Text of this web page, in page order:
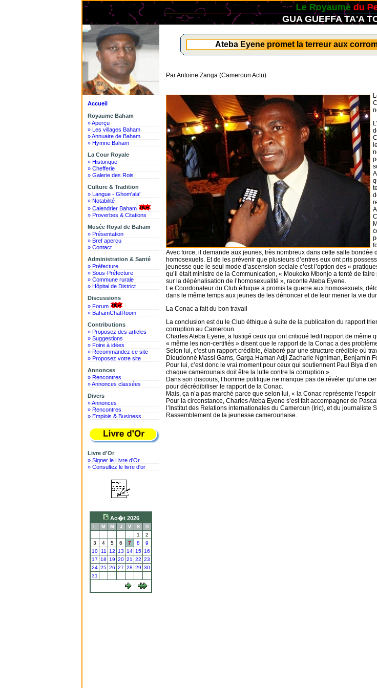
Le Royaumedu
GUA GUEFFA TA'A
Accueil
Royaume Baham
» Aperçu
» Les villages Baham
» Annuaire de Baham
» Hymne Baham
La Cour Royale
» Historique
» Chefferie
» Galerie des Rois
Culture & Tradition
» Langue - Ghom'ala'
» Notabilité
» Calendrier Baham
» Proverbes & Citations
Musée Royal de Baham
» Présentation
» Bref aperçu
» Contact
Administration & Santé
» Préfecture
» Sous-Préfecture
» Commune rurale
» Hôpital de District
Discussions
» Forum
» BahamChatRoom
Contributions
» Proposez des articles
» Suggestions
» Foire à idées
» Recommandez ce site
» Proposez votre site
Annonces
» Rencontres
» Annonces classées
Divers
» Annonces
» Rencontres
» Emplois & Business
Livre d'Or
» Signer le Livre d'Or
» Consultez le livre d'or
Ao�t 2026
L M M J V S D
1
2
3
4 5 6 7 8
9
10
11 12 13 14 15 16
17
18 19 20 21 22 23
24 25 26 27 28 29 30
31
Ateba Eyene promet la terreur aux
Par Antoine Zanga (Cameroun Actu)
Avec force, il demande aux jeunes, très nombreux dans cette salle bondée
homosexuels. Et de les prévenir que plusieurs d’entres eux ont pris
jeunesse que le seul mode d’ascension sociale c’est l’option des «
qu’il était ministre de la Communication, « Moukoko Mbonjo a tenté de
sur la dépénalisation de l’homosexualité », raconte Ateba Eyene.
Le Coordonateur du Club éthique a promis la guerre aux homosexuels,
dans le même temps aux jeunes de les dénoncer et de leur mener la vie
La Conac a fait du bon travail
La conclusion est du le Club éthique à suite de la publication du rapport
corruption au Cameroun.
Charles Ateba Eyene, a fustigé ceux qui ont critiqué ledit rapport de même
« même les non-certifiés » disent que le rapport de la Conac a des
Selon lui, c’est un rapport crédible, élaboré par une structure crédible où
Dieudonné Massi Gams, Garga Haman Adji Zacharie Ngniman, Benjamin
Pour lui, c’est donc le vrai moment pour ceux qui soutiennent Paul Biya
chaque camerounais doit être la lutte contre la corruption ».
Dans son discours, l’homme politique ne manque pas de révéler qu’une
pour décrédibiliser le rapport de la Conac.
Mais, ça n’a pas marché parce que selon lui, « la Conac représente
Pour la circonstance, Charles Ateba Eyene s’est fait accompagner de
l’Institut des Relations internationales du Cameroun (Iric), et du journaliste
Rassemblement de la jeunesse camerounaise.